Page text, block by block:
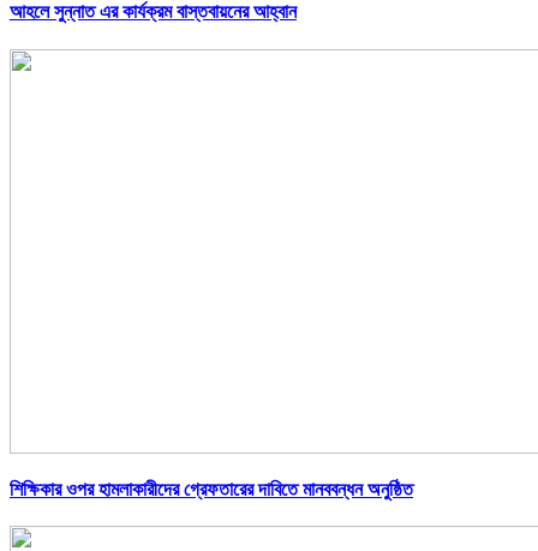
আহলে সুন্নাত এর কার্যক্রম বাস্তবায়নের আহ্বান
শিক্ষিকার ওপর হামলাকারীদের গ্রেফতারের দাবিতে মানববন্ধন অনুষ্ঠিত